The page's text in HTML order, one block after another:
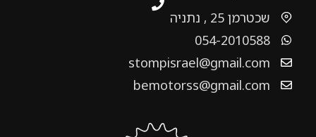
שכטרמן 25 , נתניה
054-2010588
stompisrael@gmail.com
bemotorss@gmail.com